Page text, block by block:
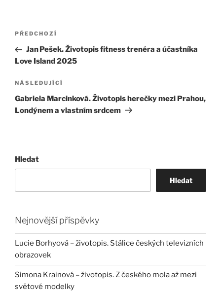
Navigace
příspěvek
Předchozí
příspěvek
PŘEDCHOZÍ
Jan Pešek. Životopis fitness trenéra a účastníka
Love Island 2025
Následující
příspěvek
NÁSLEDUJÍCÍ
Gabriela Marcinková. Životopis herečky mezi Prahou,
Londýnem a vlastním srdcem
Hledat
Hledat
Nejnovější příspěvky
Lucie Borhyová – životopis. Stálice českých televizních
obrazovek
Simona Krainová – životopis. Z českého mola až mezi
světové modelky